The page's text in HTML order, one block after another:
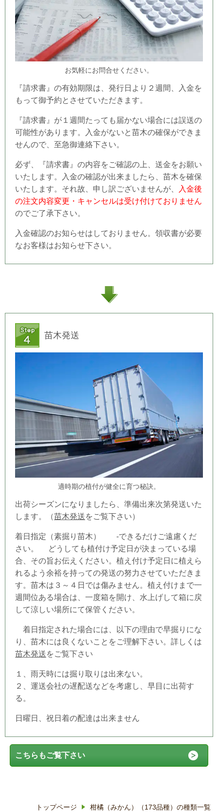
お気軽にお問合せください。
『請求書』の有効期限は、発行日より２週間、入金を
もって御予約とさせていただきます。
『請求書』が１週間たっても届かない場合には誤送の
可能性があります。入金がないと苗木の確保ができま
せんので、至急御連絡下さい。
必ず、『請求書』の内容をご確認の上、送金をお願い
いたします。入金の確認が出来ましたら、苗木を確保
いたします。それ故、申し訳ございませんが、
入金後
の注文内容変更・キャンセルは受け付けておりません
のでご了承下さい。
入金確認のお知らせはしておりません。領収書が必要
なお客様はお知らせ下さい。
苗木発送
適時期の植付が健全に育つ秘訣。
出荷シーズンになりましたら、準備出来次第発送いた
します。（苗木発送をご覧下さい）
着日指定（素掘り苗木） -できるだけご遠慮くだ
さい。 どうしても植付け予定日 が決まっている場
合、その旨お伝えください。植え付け予定日 に植えら
れるよう余裕を持っての発送の努力させていただきま
す。苗木は３～４日では傷みません。植え付けまで一
週間位ある場合は、一度箱を開け、水上げして箱に戻
して涼しい場所にて保管ください。
着日指定された場合には、以下の理由で早掘りにな
り、苗木には良くないことをご理解下さい。詳しくは
苗木発送をご覧下さい
１、雨天時には掘り取りは出来ない。
２、運送会社の遅配送などを考慮し、早目に出荷す
る。
日曜日、祝日着の配達は出来ません
こちらもご覧下さい
トップページ
柑橘（みかん）（173品種）の種類一覧